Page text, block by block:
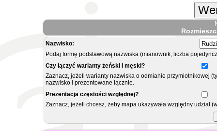
Nazwisko:
Podaj formę podstawową nazwiska (mianownik, liczba
Czy łączyć warianty żeński i męski?
Zaznacz, jeżeli warianty nazwiska o odmianie przymiotnikowej
nazwisko i prezentowane łącznie.
Prezentacja częstości względnej?
Zaznacz, jeżeli chcesz, żeby mapa ukazywała względny